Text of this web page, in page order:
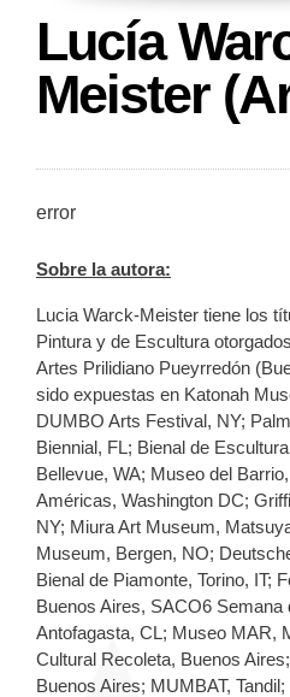
Lucía
Meister
error
Sobre la autora:
Lucia Warck-Meister tiene los
Pintura y de Escultura
Artes Prilidiano Pueyrredón
sido expuestas en Katonah
DUMBO Arts Festival, NY;
Biennial, FL; Bienal de
Bellevue, WA; Museo del
Américas, Washington DC;
NY; Miura Art Museum,
Museum, Bergen, NO;
Bienal de Piamonte, Torino, IT;
Buenos Aires, SACO6 Semana
Antofagasta, CL; Museo MAR,
Cultural Recoleta, Buenos
Buenos Aires; MUMBAT,